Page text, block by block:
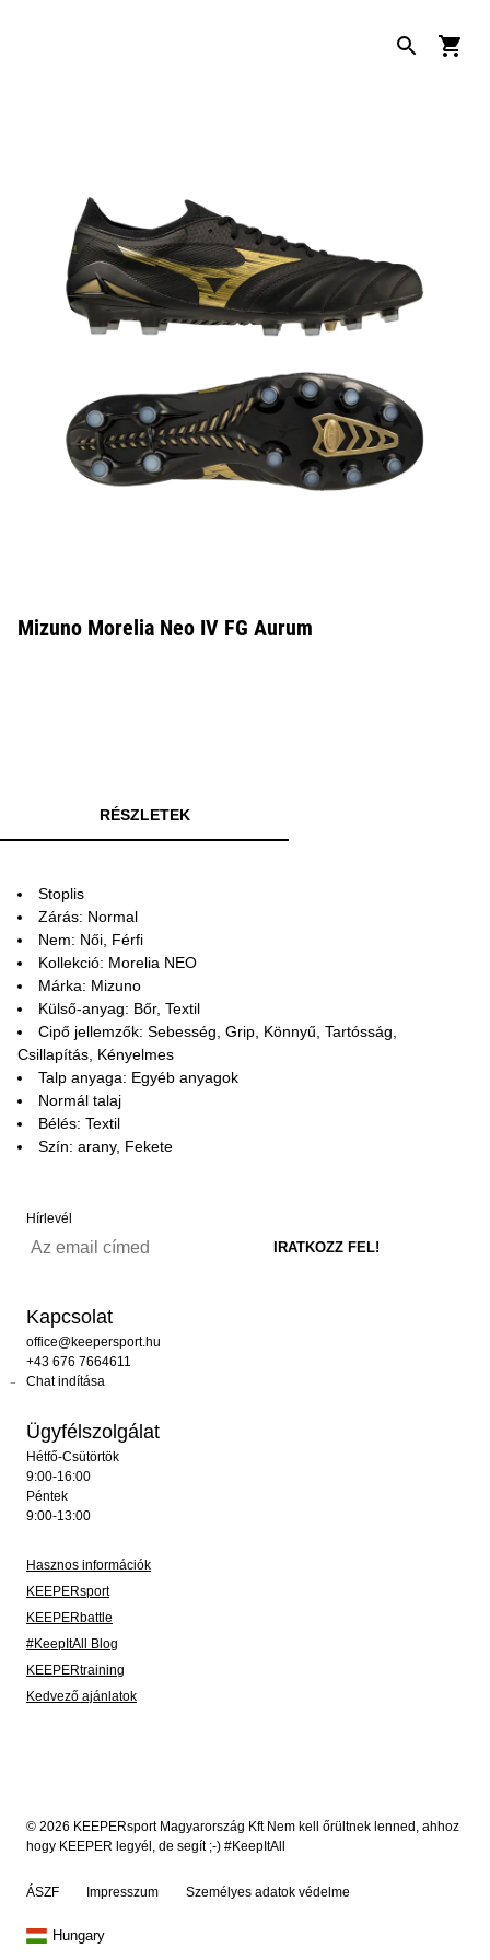
Mizuno Morelia Neo IV FG Aurum
RÉSZLETEK
Stoplis
Zárás: Normal
Nem: Női, Férfi
Kollekció: Morelia NEO
Márka: Mizuno
Külső-anyag: Bőr, Textil
Cipő jellemzők: Sebesség, Grip, Könnyű, Tartósság,
Csillapítás, Kényelmes
Talp anyaga: Egyéb anyagok
Normál talaj
Bélés: Textil
Szín: arany, Fekete
Hírlevél
Kapcsolat
office@keepersport.hu
+43 676 7664611
Chat indítása
Ügyfélszolgálat
Hétfő-Csütörtök
9:00-16:00
Péntek
9:00-13:00
Hasznos információk
KEEPERsport
KEEPERbattle
#KeepItAll Blog
KEEPERtraining
Kedvező ajánlatok
© 2026 KEEPERsport Magyarország Kft Nem kell őrültnek lenned, ahhoz
hogy KEEPER legyél, de segít ;-) #KeepItAll
ÁSZF Impresszum Személyes adatok védelme
Hungary